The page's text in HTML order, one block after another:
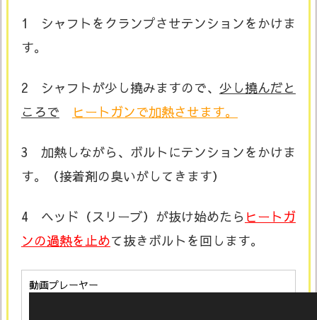
1 シャフトをクランプさせテンションをかけま
す。
2 シャフトが少し撓みますので、 少し撓んだと
ころで
ヒートガンで加熱させます。
3 加熱しながら、ボルトにテンションをかけま
す。（接着剤の臭いがしてきます）
4 ヘッド（スリーブ）が抜け始めたら ヒートガ
ンの過熱を止めて抜きボルトを回します。
動画プレーヤー